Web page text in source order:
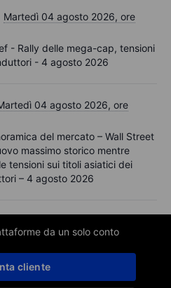
Martedì 04 agosto 2026, ore
- Rally delle mega-cap, tensioni
- 4 agosto 2026
04 agosto 2026, ore
del mercato – Wall Street
massimo storico mentre
tensioni sui titoli asiatici dei
– 4 agosto 2026
da un solo conto
cliente